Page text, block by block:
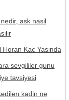
ask nasil
Horan Kac Yasinda
sevgililer gunu
tavsiyesi
kadin ne